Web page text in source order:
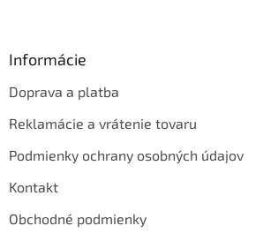
Informácie
Doprava a platba
Reklamácie a vrátenie tovaru
Podmienky ochrany osobných údajov
Kontakt
Obchodné podmienky